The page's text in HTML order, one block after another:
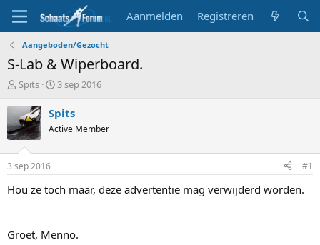
Aanmelden Registreren
Aangeboden/Gezocht
S-Lab & Wiperboard.
T
p
i
c
s
a
r
Spits
S
a
r
t
t
u
3 sep 2016
Spits
Active Member
3 sep 2016 #1
Hou ze toch maar, deze advertentie mag verwijderd worden.
Groet, Menno.